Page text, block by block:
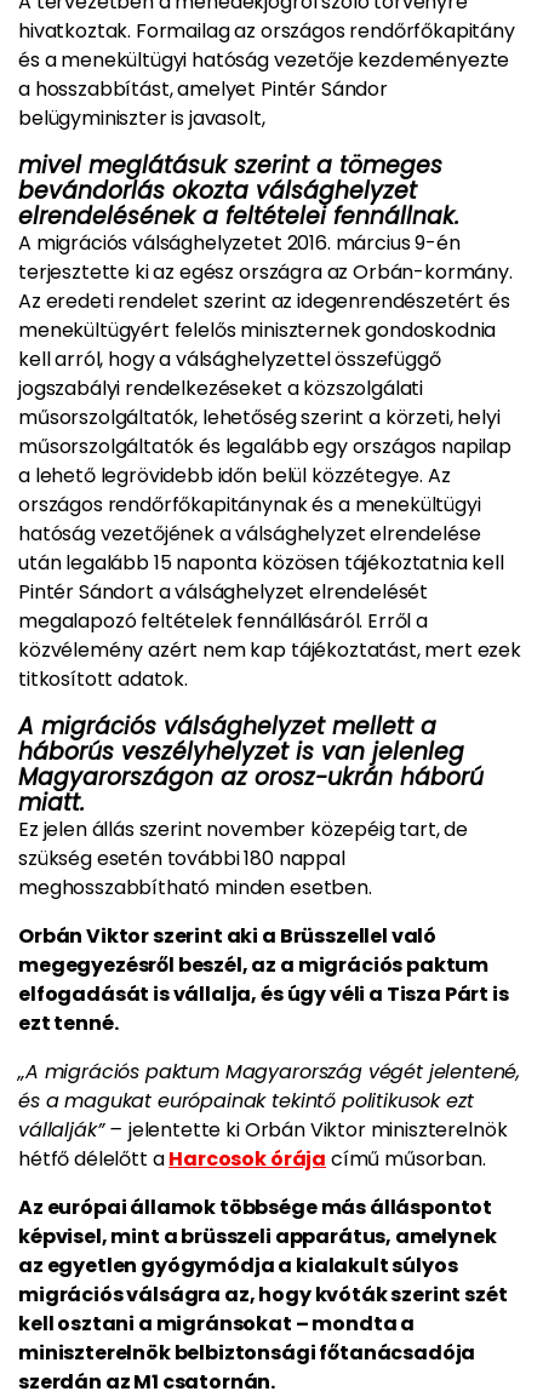
hivatkoztak. Formailag az országos rendőrfőkapitány
és a menekültügyi hatóság vezetője kezdeményezte
a hosszabbítást, amelyet Pintér Sándor
belügyminiszter is javasolt,
mivel meglátásuk szerint a tömeges
bevándorlás okozta válsághelyzet
elrendelésének a feltételei fennállnak.
A migrációs válsághelyzetet 2016. március 9-én
terjesztette ki az egész országra az Orbán-kormány.
Az eredeti rendelet szerint az idegenrendészetért és
menekültügyért felelős miniszternek gondoskodnia
kell arról, hogy a válsághelyzettel összefüggő
jogszabályi rendelkezéseket a közszolgálati
műsorszolgáltatók, lehetőség szerint a körzeti, helyi
műsorszolgáltatók és legalább egy országos napilap
a lehető legrövidebb időn belül közzétegye. Az
országos rendőrfőkapitánynak és a menekültügyi
hatóság vezetőjének a válsághelyzet elrendelése
után legalább 15 naponta közösen tájékoztatnia kell
Pintér Sándort a válsághelyzet elrendelését
megalapozó feltételek fennállásáról. Erről a
közvélemény azért nem kap tájékoztatást, mert ezek
titkosított adatok.
A migrációs válsághelyzet mellett a
háborús veszélyhelyzet is van jelenleg
Magyarországon az orosz-ukrán háború
miatt.
Ez jelen állás szerint november közepéig tart, de
szükség esetén további 180 nappal
meghosszabbítható minden esetben.
Orbán Viktor szerint aki a Brüsszellel való
megegyezésről beszél, az a migrációs paktum
elfogadását is vállalja, és úgy véli a Tisza Párt is
ezt tenné.
„A migrációs paktum Magyarország végét jelentené,
és a magukat európainak tekintő politikusok ezt
vállalják” – jelentette ki Orbán Viktor miniszterelnök
hétfő délelőtt aHarcosok órája című műsorban.
Az európai államok többsége más álláspontot
képvisel, mint a brüsszeli apparátus, amelynek
az egyetlen gyógymódja a kialakult súlyos
migrációs válságra az, hogy kvóták szerint szét
kell osztani a migránsokat – mondta a
miniszterelnök belbiztonsági főtanácsadója
szerdán az M1 csatornán.